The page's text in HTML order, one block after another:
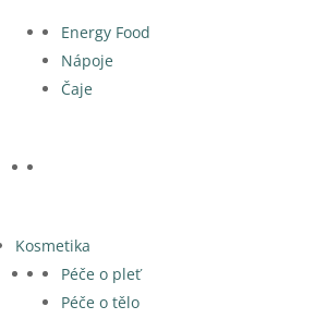
Energy Food
Nápoje
Čaje
Kosmetika
Péče o pleť
Péče o tělo